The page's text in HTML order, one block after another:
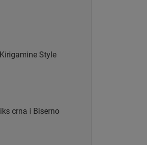
Style
crna i Biserno